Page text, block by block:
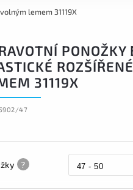
lemem 31119X
PONOŽKY
31119X
47
?